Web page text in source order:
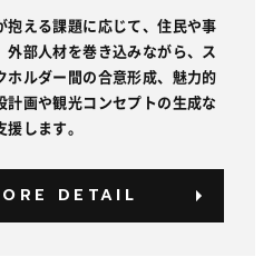
抱える課題に応じて、住民や事
外部人材を巻き込みながら、ス
ホルダー間の合意形成、魅力的
計画や観光コンセプトの生成な
援します。
DETAIL